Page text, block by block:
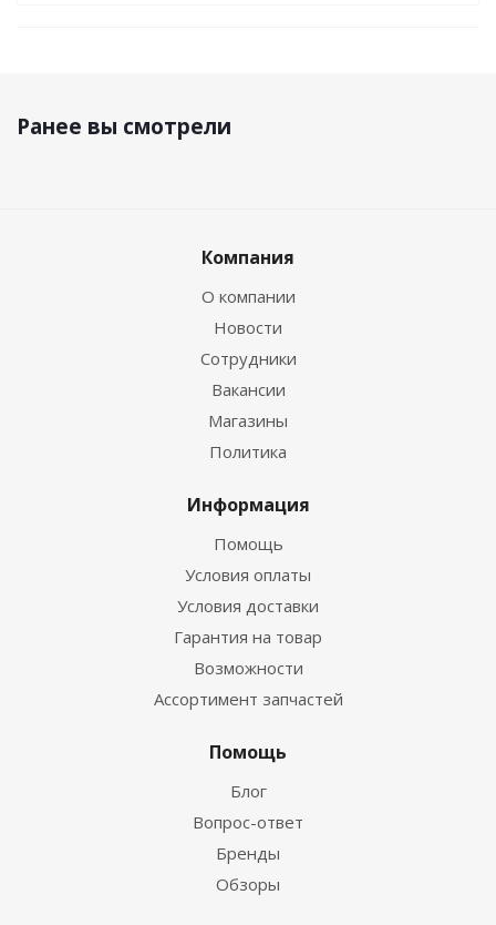
Ранее вы смотрели
Компания
О компании
Новости
Сотрудники
Вакансии
Магазины
Политика
Информация
Помощь
Условия оплаты
Условия доставки
Гарантия на товар
Возможности
Ассортимент запчастей
Помощь
Блог
Вопрос-ответ
Бренды
Обзоры